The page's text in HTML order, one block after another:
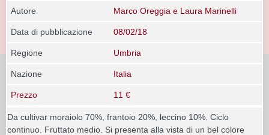
Autore Marco Oreggia e Laura Marinelli
Data di pubblicazione 08/02/18
Regione Umbria
Nazione Italia
Prezzo 11 €
Da cultivar moraiolo 70%, frantoio 20%, leccino 10%. Ciclo
continuo. Fruttato medio. Si presenta alla vista di un bel colore